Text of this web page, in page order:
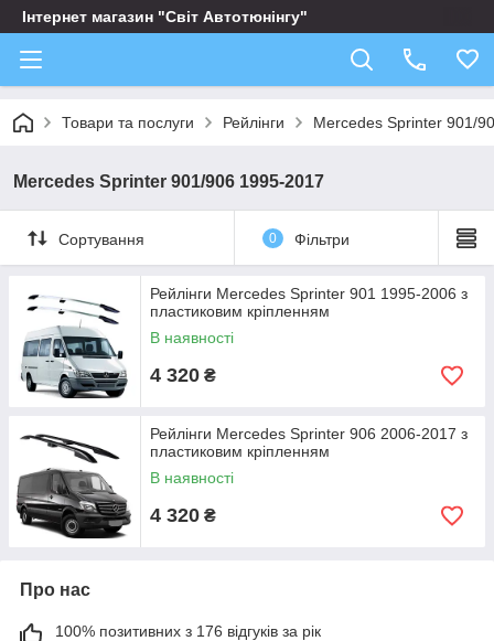
Інтернет магазин "Світ Автотюнінгу"
Товари та послуги Рейлінги Mercedes Sprinter 901/
Mercedes Sprinter 901/906 1995-2017
Сортування 0 Фільтри
Рейлінги Mercedes Sprinter 901 1995-2006 з
пластиковим кріпленням
В наявності
4 320 ₴
Рейлінги Mercedes Sprinter 906 2006-2017 з
пластиковим кріпленням
В наявності
4 320 ₴
Про нас
100% позитивних з 176 відгуків за рік